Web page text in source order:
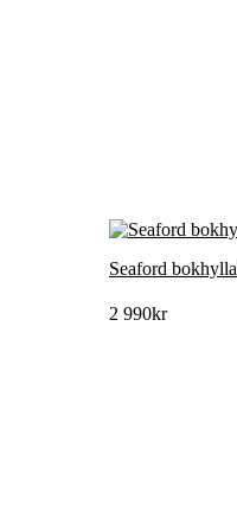
Seaford bokhylla
2 990kr